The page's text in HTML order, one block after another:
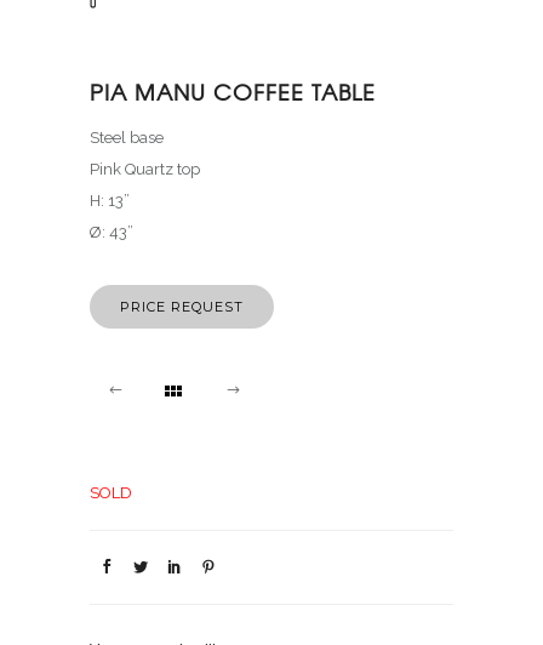
PIA MANU COFFEE TABLE
Steel base
Pink Quartz top
H: 13”
Ø: 43”
PRICE REQUEST
SOLD